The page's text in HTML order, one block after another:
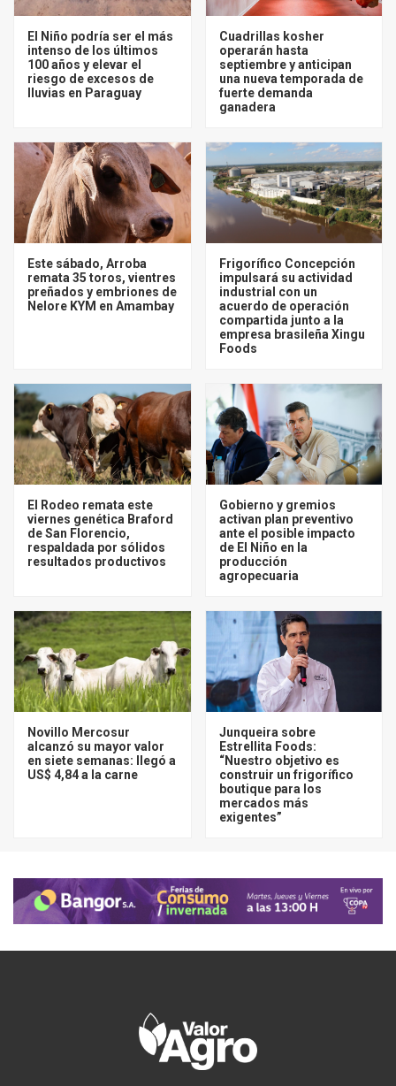
El Niño podría ser el más
intenso de los últimos
100 años y elevar el
riesgo de excesos de
lluvias en Paraguay
Cuadrillas kosher
operarán hasta
septiembre y anticipan
una nueva temporada de
fuerte demanda
ganadera
Este sábado, Arroba
remata 35 toros, vientres
preñados y embriones de
Nelore KYM en Amambay
Frigorífico Concepción
impulsará su actividad
industrial con un
acuerdo de operación
compartida junto a la
empresa brasileña Xingu
Foods
El Rodeo remata este
viernes genética Braford
de San Florencio,
respaldada por sólidos
resultados productivos
Gobierno y gremios
activan plan preventivo
ante el posible impacto
de El Niño en la
producción
agropecuaria
Novillo Mercosur
alcanzó su mayor valor
en siete semanas: llegó a
US$ 4,84 a la carne
Junqueira sobre
Estrellita Foods:
“Nuestro objetivo es
construir un frigorífico
boutique para los
mercados más
exigentes”